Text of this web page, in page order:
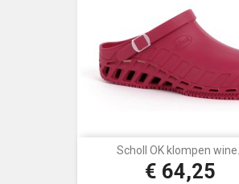
Scholl OK klompen wine...
Prijs
€ 64,25